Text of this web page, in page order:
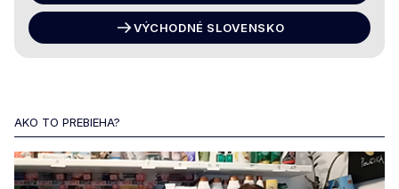
VÝCHODNÉ SLOVENSKO
AKO TO PREBIEHA?